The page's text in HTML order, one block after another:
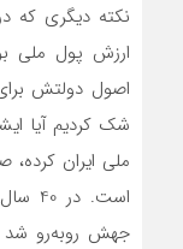
نکته دیگری
ارزش پول ملی
اصول دولتش
ملی ایران
جهش روبه‌رو شد